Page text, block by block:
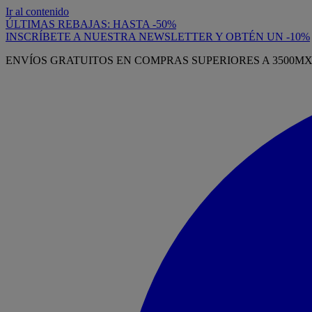
Ir al contenido
ÚLTIMAS REBAJAS: HASTA -50%
INSCRÍBETE A NUESTRA NEWSLETTER Y OBTÉN UN -10%
ENVÍOS GRATUITOS EN COMPRAS SUPERIORES A